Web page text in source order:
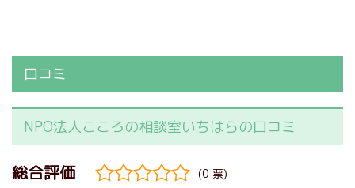
口コミ
NPO法人こころの相談室いちはらの口コミ
(0 票)